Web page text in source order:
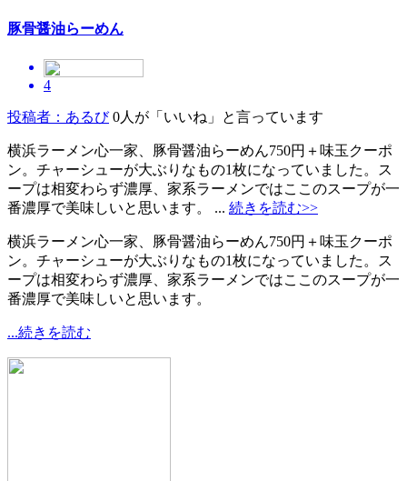
豚骨醤油らーめん
4
投稿者：あるび 0人が「いいね」と言っています
横浜ラーメン心一家、豚骨醤油らーめん750円＋味玉クーポ
ン。チャーシューが大ぶりなもの1枚になっていました。ス
ープは相変わらず濃厚、家系ラーメンではここのスープが一
番濃厚で美味しいと思います。 ... 続きを読む>>
横浜ラーメン心一家、豚骨醤油らーめん750円＋味玉クーポ
ン。チャーシューが大ぶりなもの1枚になっていました。ス
ープは相変わらず濃厚、家系ラーメンではここのスープが一
番濃厚で美味しいと思います。
...続きを読む